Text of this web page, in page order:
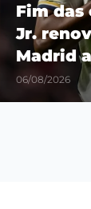
Fim das
Jr.
Madrid
06/08/2026